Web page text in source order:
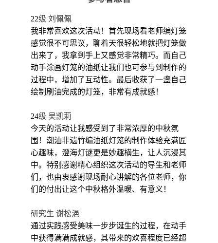
22级 刘佩佩
我非常喜欢这次活动！首先现场看老师编灯笼
感觉很不可思议，聊着天很轻松地就把灯笼做
出来了，我拿到手上又感觉非常精巧。而自己
动手涂画灯笼的油纸让我们也可参与到制作的
过程中，增加了互动性。最后收获了一盏自己
绘制刷油完成的灯笼，非常有成就感！
24级 吴凯莉
今天的活动让我感受到了非常浓厚的中秋氛
围！潮汕非遗竹编油纸灯笼的制作体验充满匠
心趣味，澄海灯谜更是妙趣横生，让人沉浸其
中。特别感谢精心组织这次活动的导生和老师
们，也由衷感谢现场耐心讲解的各位老师，你
们的付出让这个中秋格外温暖、有意义！
研究生 谢松浥
通过实践感受美味一步步诞生的过程，在动手
中获得满满成就感，其带来的欢喜程度已经超